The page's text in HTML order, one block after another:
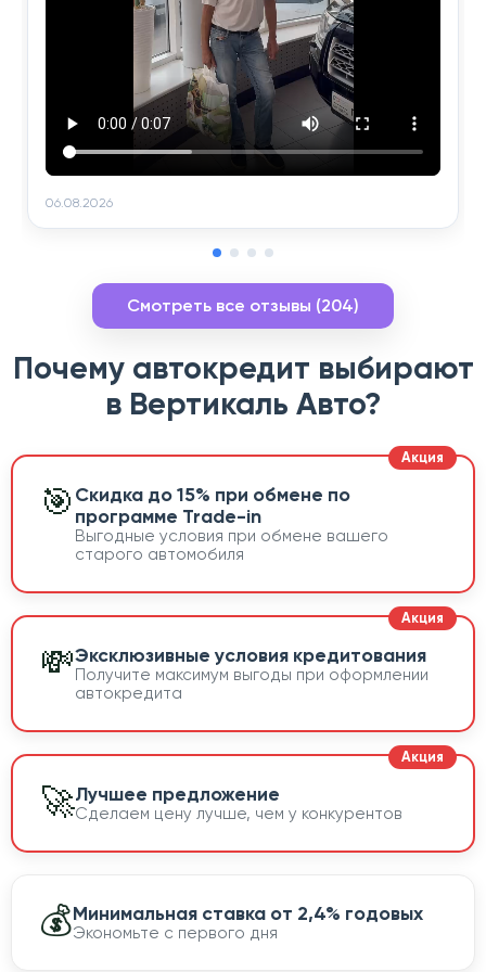
06.08.2026
Смотреть все отзывы (204)
Почему автокредит выбирают
в Вертикаль Авто?
🎯 Скидка до 15% при обмене по
программе Trade-in
Выгодные условия при обмене вашего
старого автомобиля
💸Эксклюзивные условия кредитования
Получите максимум выгоды при оформлении
автокредита
🚀Лучшее предложение
Сделаем цену лучше, чем у конкурентов
💰Минимальная ставка от 2,4% годовых
Экономьте с первого дня